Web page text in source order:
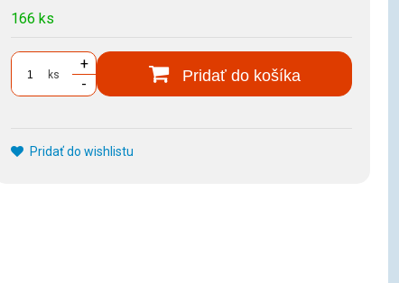
166 ks
ks
+
-
Pridať do košíka
Pridať do wishlistu